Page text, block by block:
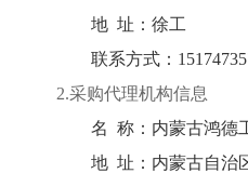
地 址： 徐工
联系方式：
2.采购代理机构信息
名 称： 内蒙古鸿德
地 址： 内蒙古自治